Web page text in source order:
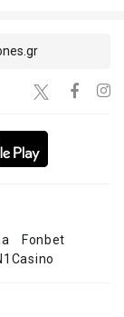
Fonbet